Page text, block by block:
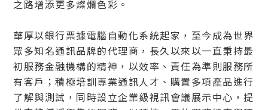
之路增添更多燦爛色彩。
華厚以銀行票據電腦自動化系統起家，至今成為世界
眾多知名通訊品牌的代理商，長久以來以一直秉持最
初服務金融機構的精神，以效率、責任為準則服務所
有客戶；積極培訓專業通訊人才、購置多項產品進行
了解與測試，同時設立企業級視訊會議展示中心，提